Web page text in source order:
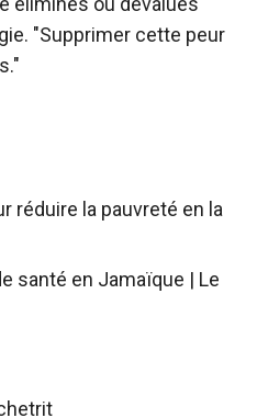
"Supprimer cette peur
réduire la pauvreté en la
santé en Jamaïque | Le